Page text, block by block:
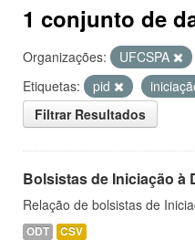
1 conjunto de
Organizações: UFCSPA
Etiquetas:
pid
Filtrar Resultados
Bolsistas de Iniciação à
Relação de bolsistas de
ODT CSV